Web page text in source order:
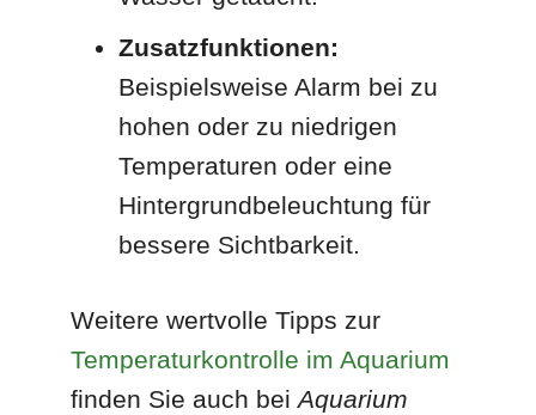
Zusatzfunktionen:
Beispielsweise Alarm bei zu
hohen oder zu niedrigen
Temperaturen oder eine
Hintergrundbeleuchtung für
bessere Sichtbarkeit.
Weitere wertvolle Tipps zur
Temperaturkontrolle im Aquarium
finden Sie auch beiAquarium